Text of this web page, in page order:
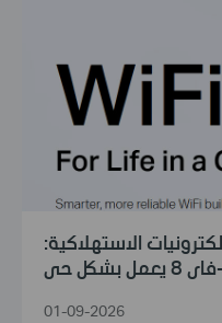
الاستهلاكية:
تي بي-لينك تظهر اتصال واي-فاي 8 يعمل بشكل حي
01-09-2026